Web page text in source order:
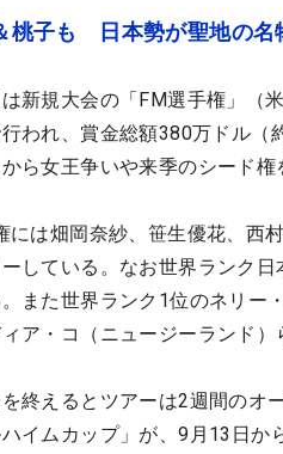
桃子も 日本勢が聖地の名
新規大会の「FM選手権」（
われ、賞金総額380万ドル（
ら女王争いや来季のシード権
には畑岡奈紗、笹生優花、西
している。なお世界ランク
また世界ランク1位のネリー
ィア・コ（ニュージーランド）
終えるとツアーは2週間のオ
イムカップ」が、9月13日か